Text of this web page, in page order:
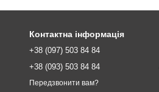
Контактна інформація
+38 (097) 503 84 84
+38 (093) 503 84 84
Передзвонити вам?